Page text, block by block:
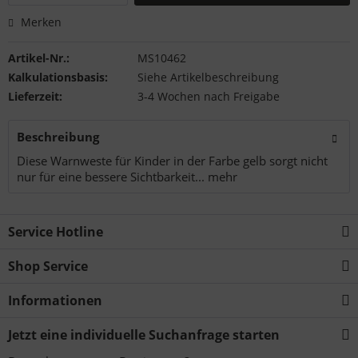
Merken
Artikel-Nr.:
MS10462
Kalkulationsbasis:
Siehe Artikelbeschreibung
Lieferzeit:
3-4 Wochen nach Freigabe
Beschreibung
Diese Warnweste für Kinder in der Farbe gelb sorgt nicht
nur für eine bessere Sichtbarkeit... mehr
Service Hotline
Shop Service
Informationen
Jetzt eine individuelle Suchanfrage starten